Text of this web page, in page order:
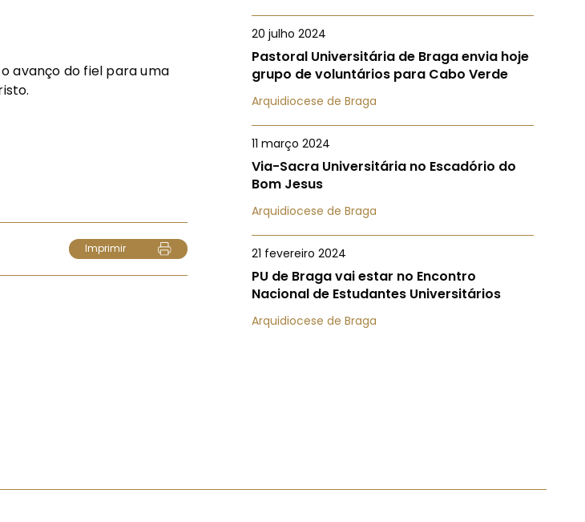
avanço do fiel para uma
Imprimir
20 julho 2024
Pastoral Universitária de Braga envia hoje
grupo de voluntários para Cabo Verde
Arquidiocese de Braga
11 março 2024
Via-Sacra Universitária no Escadório do
Bom Jesus
Arquidiocese de Braga
21 fevereiro 2024
PU de Braga vai estar no Encontro
Nacional de Estudantes Universitários
Arquidiocese de Braga